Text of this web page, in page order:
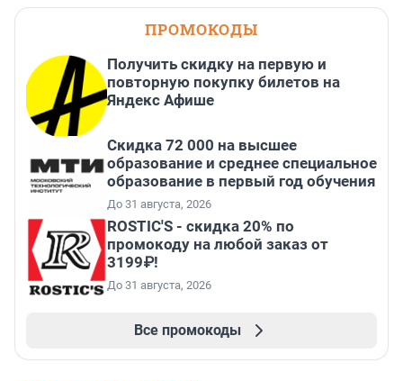
ПРОМОКОДЫ
Получить скидку на первую и
повторную покупку билетов на
Яндекс Афише
Скидка 72 000 на высшее
образование и среднее специальное
образование в первый год обучения
До 31 августа, 2026
ROSTIC'S - скидка 20% по
промокоду на любой заказ от
3199₽!
До 31 августа, 2026
Все промокоды